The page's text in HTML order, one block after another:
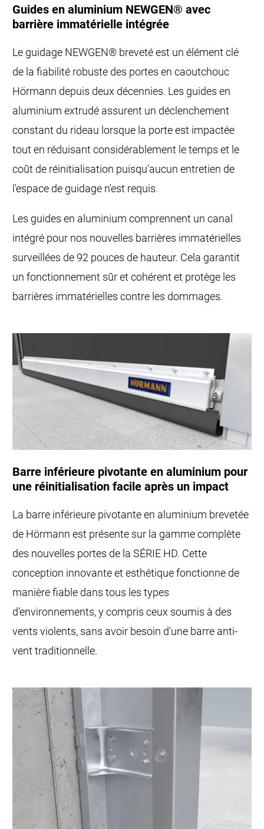
Guides en aluminium NEWGEN® avec
barrière immatérielle intégrée
Le guidage NEWGEN® breveté est un élément clé
de la fiabilité robuste des portes en caoutchouc
Hörmann depuis deux décennies. Les guides en
aluminium extrudé assurent un déclenchement
constant du rideau lorsque la porte est impactée
tout en réduisant considérablement le temps et le
coût de réinitialisation puisqu'aucun entretien de
l'espace de guidage n'est requis.
Les guides en aluminium comprennent un canal
intégré pour nos nouvelles barrières immatérielles
surveillées de 92 pouces de hauteur. Cela garantit
un fonctionnement sûr et cohérent et protège les
barrières immatérielles contre les dommages.
Barre inférieure pivotante en aluminium pour
une réinitialisation facile après un impact
La barre inférieure pivotante en aluminium brevetée
de Hörmann est présente sur la gamme complète
des nouvelles portes de la SÉRIE HD. Cette
conception innovante et esthétique fonctionne de
manière fiable dans tous les types
d'environnements, y compris ceux soumis à des
vents violents, sans avoir besoin d'une barre anti-
vent traditionnelle.